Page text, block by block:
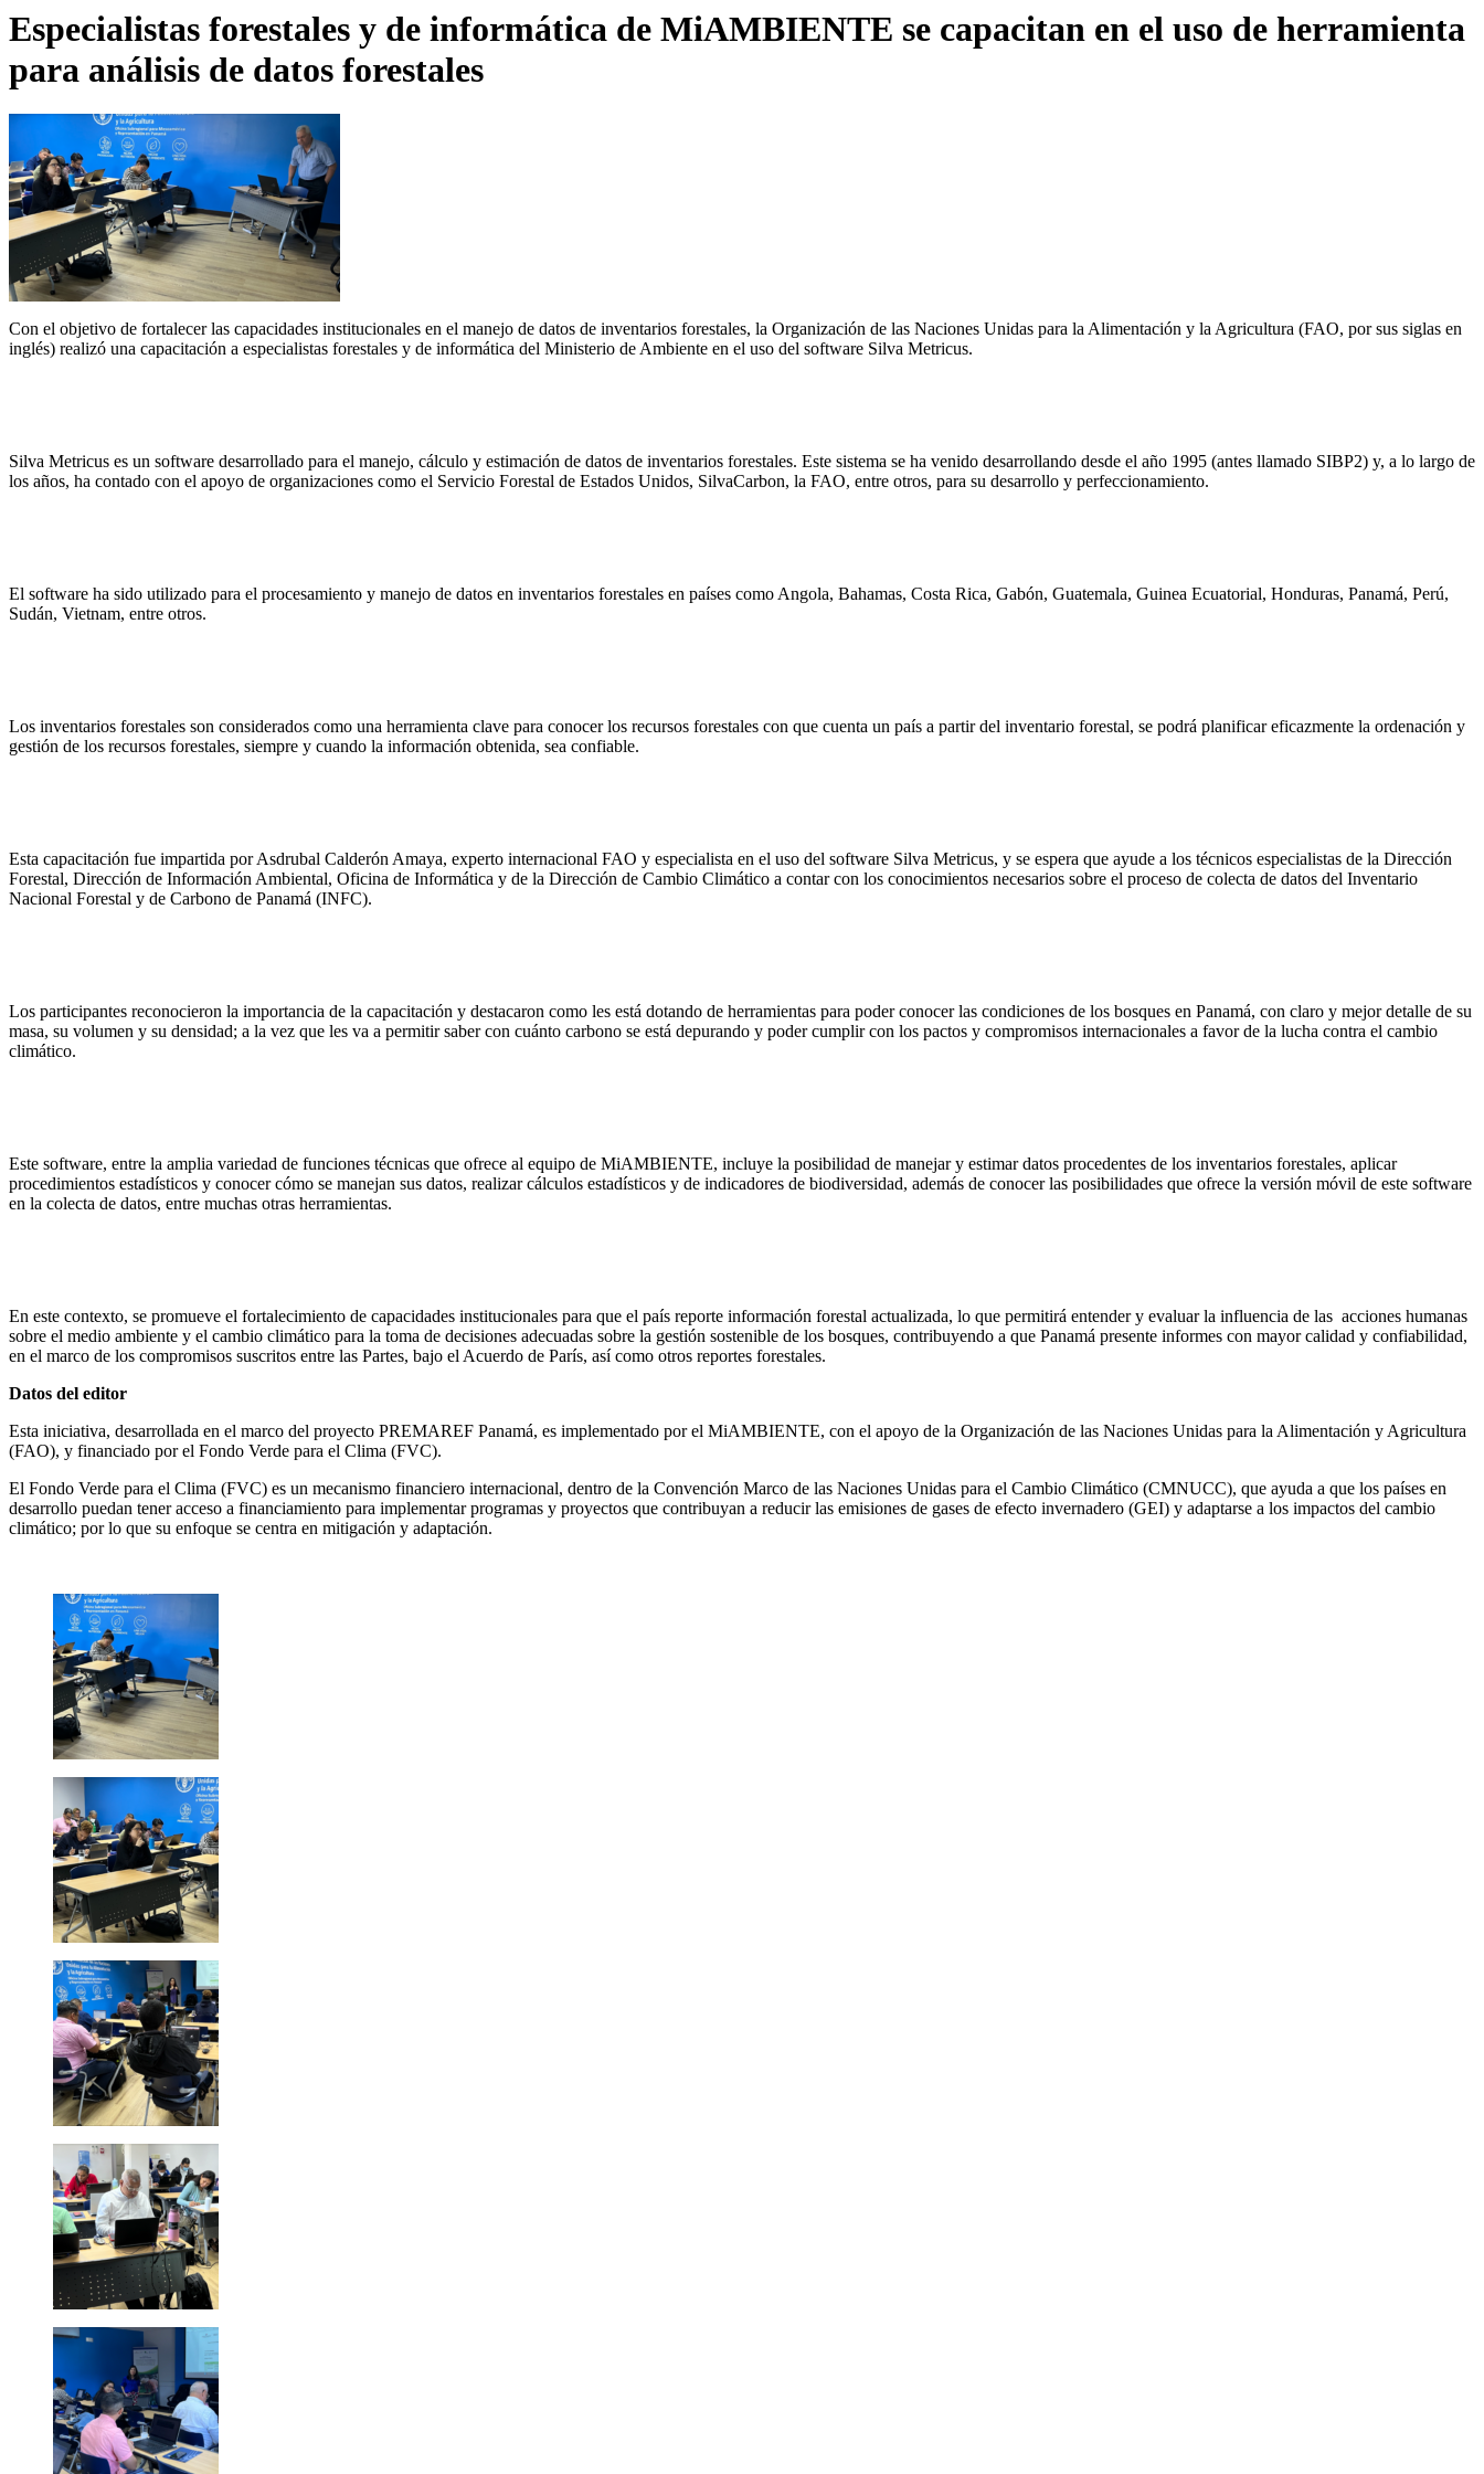
Especialistas forestales y de informática de MiAMBIENTE se capacitan en el uso de herramienta
para análisis de datos forestales
Con el objetivo de fortalecer las capacidades institucionales en el manejo de datos de inventarios forestales, la Organización de las Naciones Unidas para la Alimentación y la Agricultura (FAO, por sus siglas en
inglés) realizó una capacitación a especialistas forestales y de informática del Ministerio de Ambiente en el uso del software Silva Metricus.
Silva Metricus es un software desarrollado para el manejo, cálculo y estimación de datos de inventarios forestales. Este sistema se ha venido desarrollando desde el año 1995 (antes llamado SIBP2) y, a lo largo de
los años, ha contado con el apoyo de organizaciones como el Servicio Forestal de Estados Unidos, SilvaCarbon, la FAO, entre otros, para su desarrollo y perfeccionamiento.
El software ha sido utilizado para el procesamiento y manejo de datos en inventarios forestales en países como Angola, Bahamas, Costa Rica, Gabón, Guatemala, Guinea Ecuatorial, Honduras, Panamá, Perú,
Sudán, Vietnam, entre otros.
Los inventarios forestales son considerados como una herramienta clave para conocer los recursos forestales con que cuenta un país a partir del inventario forestal, se podrá planificar eficazmente la ordenación y
gestión de los recursos forestales, siempre y cuando la información obtenida, sea confiable.
Esta capacitación fue impartida por Asdrubal Calderón Amaya, experto internacional FAO y especialista en el uso del software Silva Metricus, y se espera que ayude a los técnicos especialistas de la Dirección
Forestal, Dirección de Información Ambiental, Oficina de Informática y de la Dirección de Cambio Climático a contar con los conocimientos necesarios sobre el proceso de colecta de datos del Inventario
Nacional Forestal y de Carbono de Panamá (INFC).
Los participantes reconocieron la importancia de la capacitación y destacaron como les está dotando de herramientas para poder conocer las condiciones de los bosques en Panamá, con claro y mejor detalle de su
masa, su volumen y su densidad; a la vez que les va a permitir saber con cuánto carbono se está depurando y poder cumplir con los pactos y compromisos internacionales a favor de la lucha contra el cambio
climático.
Este software, entre la amplia variedad de funciones técnicas que ofrece al equipo de MiAMBIENTE, incluye la posibilidad de manejar y estimar datos procedentes de los inventarios forestales, aplicar
procedimientos estadísticos y conocer cómo se manejan sus datos, realizar cálculos estadísticos y de indicadores de biodiversidad, además de conocer las posibilidades que ofrece la versión móvil de este software
en la colecta de datos, entre muchas otras herramientas.
En este contexto, se promueve el fortalecimiento de capacidades institucionales para que el país reporte información forestal actualizada, lo que permitirá entender y evaluar la influencia de las acciones humanas
sobre el medio ambiente y el cambio climático para la toma de decisiones adecuadas sobre la gestión sostenible de los bosques, contribuyendo a que Panamá presente informes con mayor calidad y confiabilidad,
en el marco de los compromisos suscritos entre las Partes, bajo el Acuerdo de París, así como otros reportes forestales.
Datos del editor
Esta iniciativa, desarrollada en el marco del proyecto PREMAREF Panamá, es implementado por el MiAMBIENTE, con el apoyo de la Organización de las Naciones Unidas para la Alimentación y Agricultura
(FAO), y financiado por el Fondo Verde para el Clima (FVC).
El Fondo Verde para el Clima (FVC) es un mecanismo financiero internacional, dentro de la Convención Marco de las Naciones Unidas para el Cambio Climático (CMNUCC), que ayuda a que los países en
desarrollo puedan tener acceso a financiamiento para implementar programas y proyectos que contribuyan a reducir las emisiones de gases de efecto invernadero (GEI) y adaptarse a los impactos del cambio
climático; por lo que su enfoque se centra en mitigación y adaptación.